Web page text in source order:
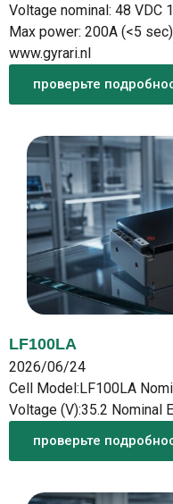
Voltage nominal: 48 VDC
Max power: 200A (<5
www.gyrari.nl
проверьте
LF100LA
2026/06/24
Cell Model:LF100LA
Voltage (V):35.2 Nominal
проверьте